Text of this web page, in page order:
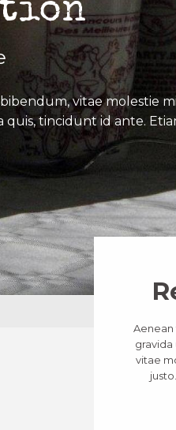
vitae molestie
tincidunt id ante.
gravida
vitae